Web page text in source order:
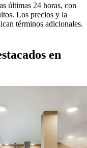
últimas 24 horas, con
Los precios y la
términos adicionales.
en